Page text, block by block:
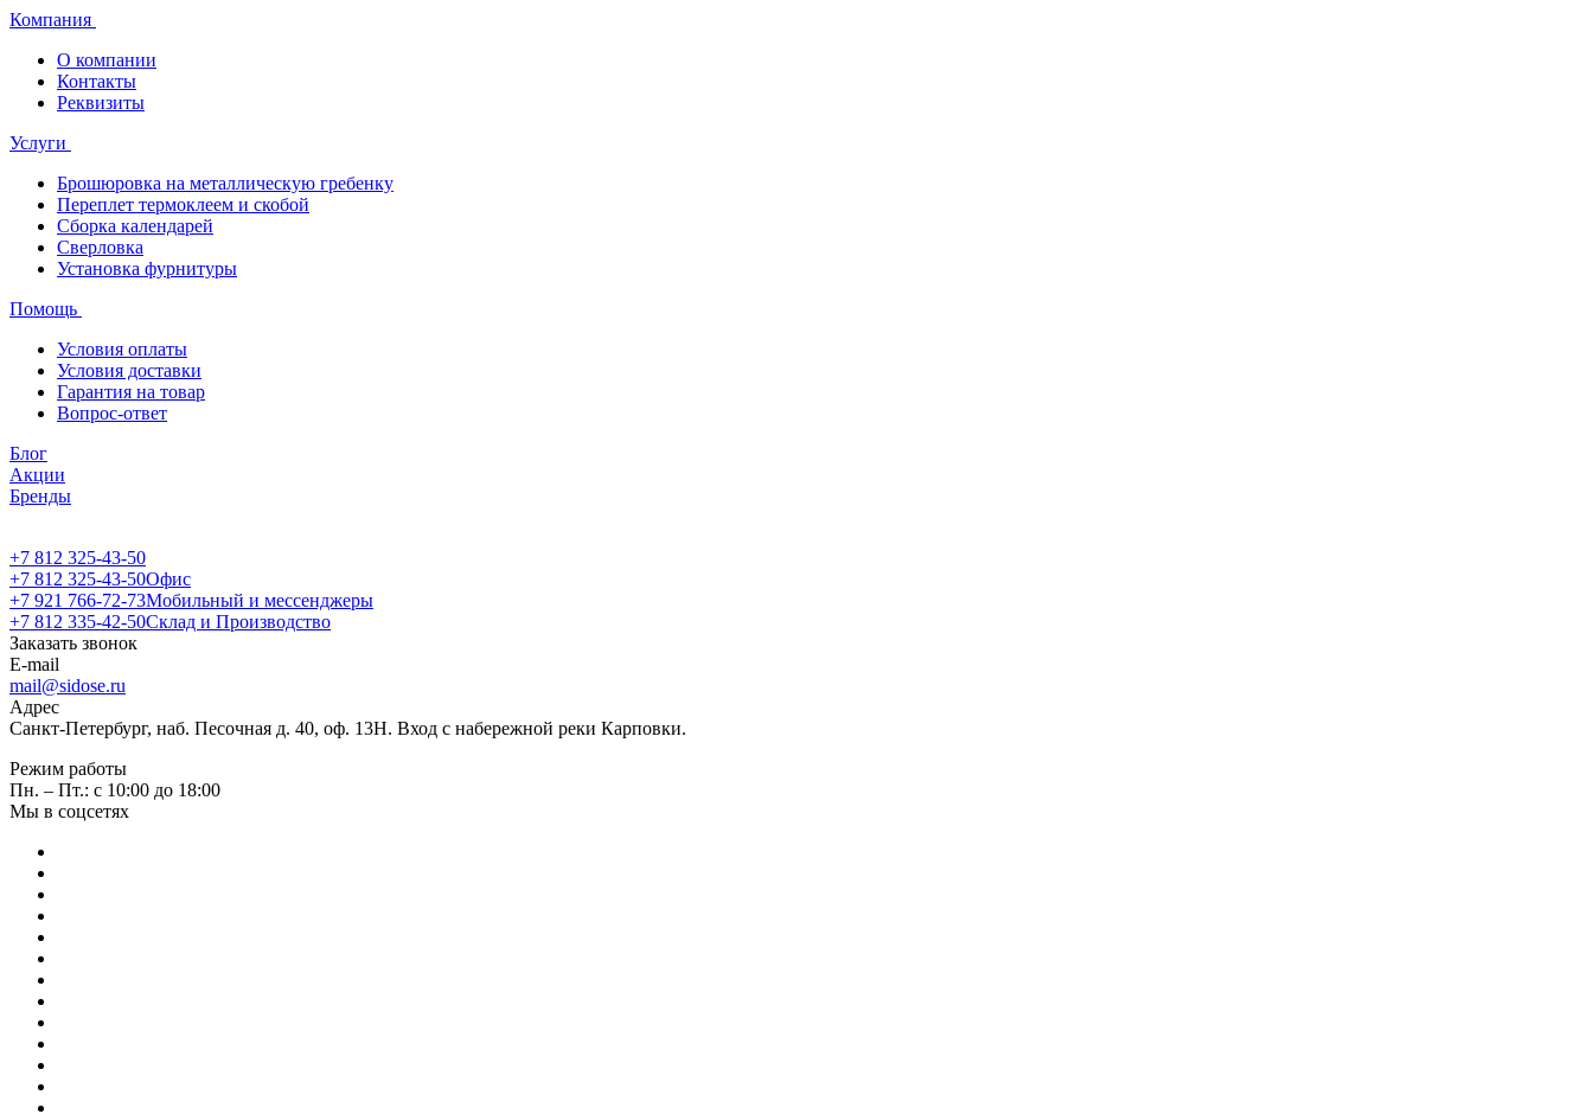
Компания
О компании
Контакты
Реквизиты
Услуги
Брошюровка на металлическую гребенку
Переплет термоклеем и скобой
Сборка календарей
Сверловка
Установка фурнитуры
Помощь
Условия оплаты
Условия доставки
Гарантия на товар
Вопрос-ответ
Блог
Акции
Бренды
+7 812 325-43-50
+7 812 325-43-50Офис
+7 921 766-72-73Мобильный и мессенджеры
+7 812 335-42-50Склад и Производство
Заказать звонок
E-mail
mail@sidose.ru
Адрес
Санкт-Петербург, наб. Песочная д. 40, оф. 13Н. Вход с набережной реки Карповки.
Режим работы
Пн. – Пт.: с 10:00 до 18:00
Мы в соцсетях